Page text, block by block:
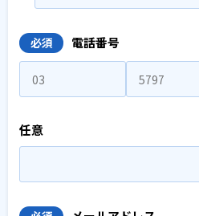
必須 電話番号
任意